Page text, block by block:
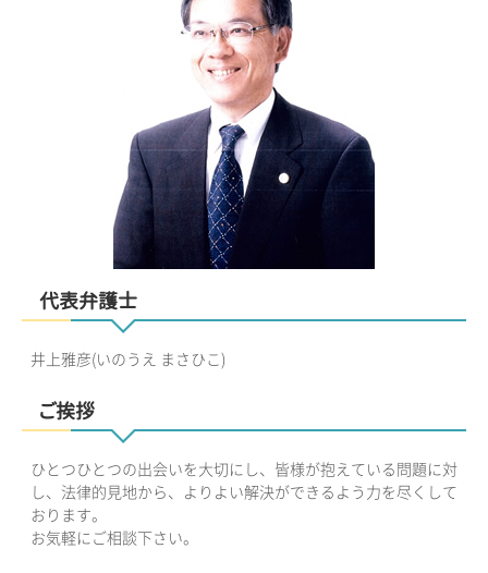
代表弁護士
井上雅彦(いのうえ まさひこ)
ご挨拶
ひとつひとつの出会いを大切にし、皆様が抱えている問題に対
し、法律的見地から、よりよい解決ができるよう力を尽くして
おります。
お気軽にご相談下さい。